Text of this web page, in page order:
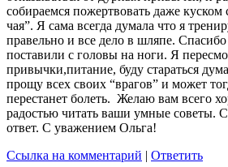
собираемся пожертвовать даже
чая”. Я сама всегда думала что я
правельно и все дело в шляпе.
поставили с головы на ноги. Я
привычки,питание, буду стараться
прощу всех своих “врагов” и может
перестанет болеть. Желаю вам всего
радостью читать ваши умные советы.
ответ. С уважением Ольга!
Ссылка на комментарий | Ответить